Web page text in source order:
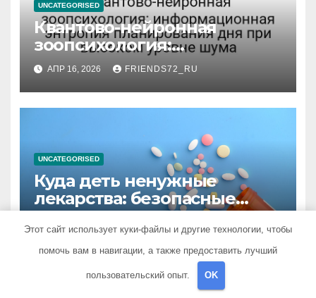
UNCATEGORISED
Квантово-нейронная
зоопсихология:
информационная энтропия
планирования дня при
высоком уровне шума
АПР 16, 2026 FRIENDS72_RU
UNCATEGORISED
Куда деть ненужные
лекарства: безопасные
способы утилизации
Этот сайт использует куки-файлы и другие технологии, чтобы
помочь вам в навигации, а также предоставить лучший
пользовательский опыт. OK